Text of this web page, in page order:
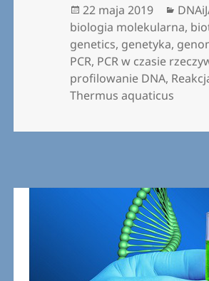
Data
publikacji
22 maja 2019
biologia molekularna,
genetics, genetyka,
PCR, PCR w czasie
profilowanie DNA,
Thermus aquaticus